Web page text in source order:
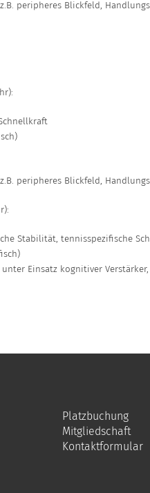
peripheres Blickfeld,
peripheres Blickfeld,
Stabilität, tennisspezifische
Einsatz kognitiver
Platzbuchung
Mitgliedschaft
Kontaktformular